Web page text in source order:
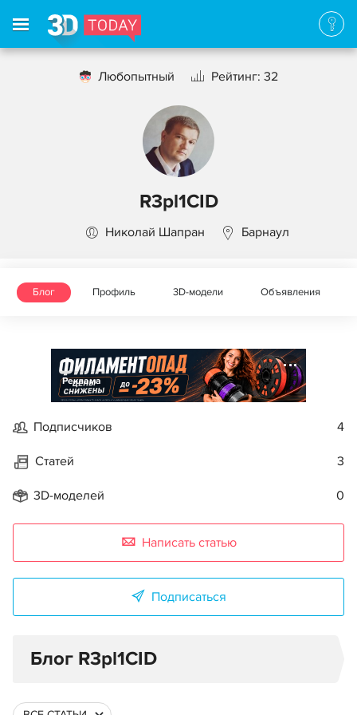
Любопытный Рейтинг: 32
R3pl1CID
Николай Шапран Барнаул
Блог Профиль 3D-модели Объявления
Реклама
Подписчиков 4
Статей 3
3D-моделей 0
Написать статью
Подписаться
Блог R3pl1CID